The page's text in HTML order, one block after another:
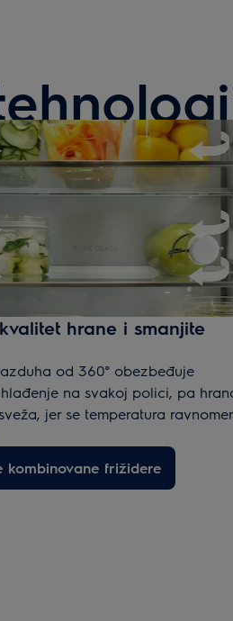
hrane i smanjite
od 360° obezbeđuje
na svakoj polici, pa
jer se temperatura
kombinovane frižidere